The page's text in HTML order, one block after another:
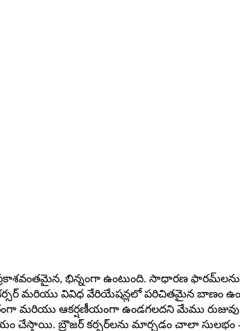
భిన్నంగా ఉంటుంది. సాధారణ
మరియు వివిధ వేరియేషన్లలో పరిచితమైన బాణం ఉంది
మరియు ఆకర్షణీయంగా ఉండగలదని మేము
బ్రౌజర్ కర్సర్‌లను మార్చడం చాలా సులభం